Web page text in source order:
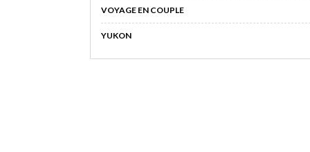
VOYAGE EN COUPLE
YUKON